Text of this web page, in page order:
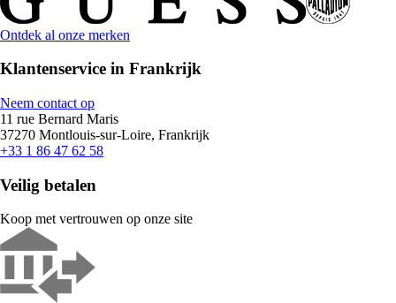
Ontdek al onze merken
Klantenservice in Frankrijk
Neem contact op
11 rue Bernard Maris
37270 Montlouis-sur-Loire, Frankrijk
+33 1 86 47 62 58
Veilig betalen
Koop met vertrouwen op onze site